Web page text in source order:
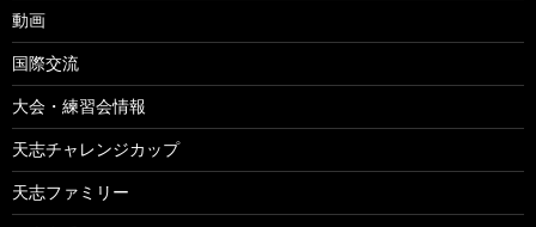
動画
国際交流
大会・練習会情報
天志チャレンジカップ
天志ファミリー